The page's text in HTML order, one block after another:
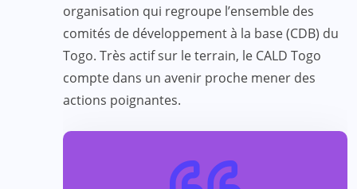
organisation qui regroupe l’ensemble des
comités de développement à la base (CDB) du
Togo. Très actif sur le terrain, le CALD Togo
compte dans un avenir proche mener des
actions poignantes.